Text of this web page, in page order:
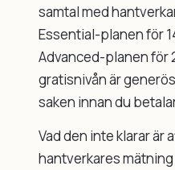
samtal med
Essential-planen för
Advanced-planen för
gratisnivån är
saken innan du
Vad den inte klarar är
hantverkares